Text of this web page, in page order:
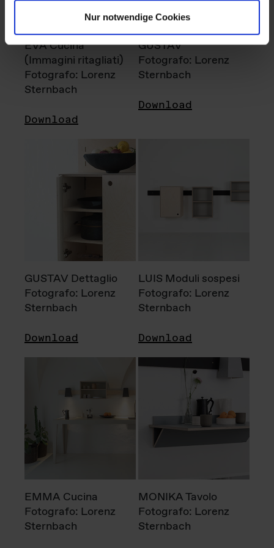
Nur notwendige Cookies
EVA Cucina
(Immagini ritagliati)
Fotografo: Lorenz
Sternbach
Download
GUSTAV
Fotografo: Lorenz
Sternbach
Download
GUSTAV Dettaglio
Fotografo: Lorenz
Sternbach
Download
LUIS Moduli sospesi
Fotografo: Lorenz
Sternbach
Download
EMMA Cucina
Fotografo: Lorenz
Sternbach
MONIKA Tavolo
Fotografo: Lorenz
Sternbach